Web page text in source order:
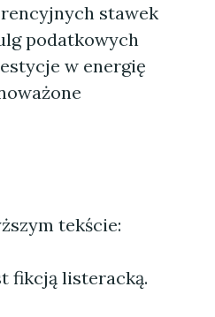
stawek
podatkowych
w energię
tekście:
fikcją listeracką.